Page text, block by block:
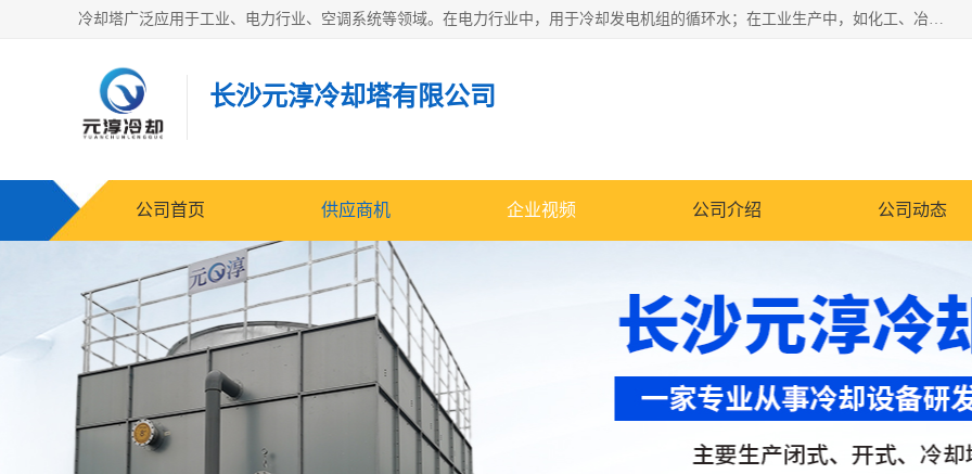
冷却塔广泛应用于工业、电力行业、空调系统等领域。在电力行业中，用于冷却发电机组的循环水；在工业生产中，如化工、冶金等行业，可降低生产过程中产生的热量；在空调系统中，为空调设备提供冷却水源
长沙元淳冷却塔有限公司
公司首页 供应商机 企业视频 公司介绍 公司动态